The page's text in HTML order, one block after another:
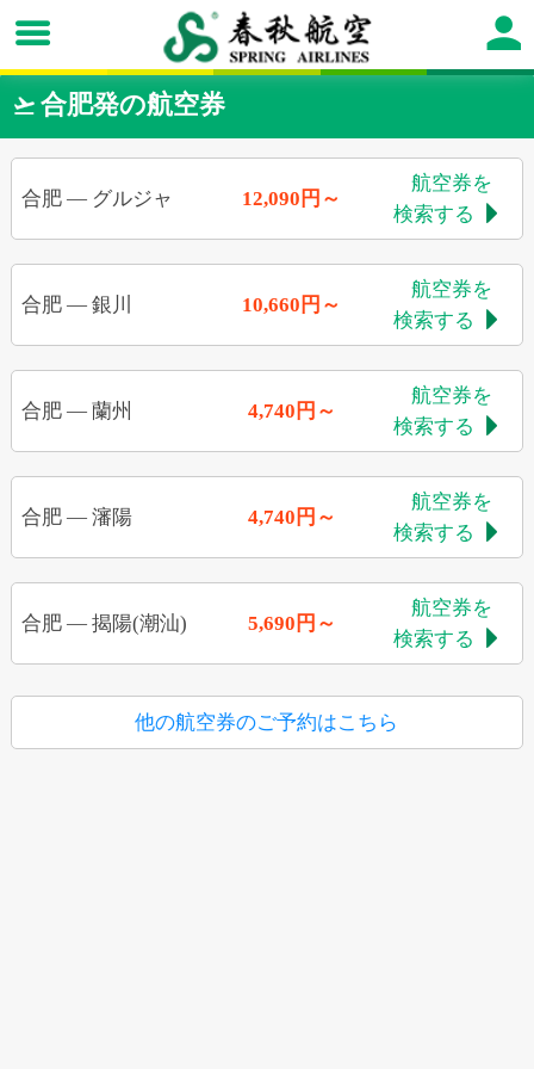
 合肥発の航空券
合肥— グルジャ 12,090円～
航空券を
検索する

合肥— 銀川 10,660円～
航空券を
検索する

合肥— 蘭州 4,740円～
航空券を
検索する

合肥— 瀋陽 4,740円～
航空券を
検索する

合肥— 揭陽(潮汕) 5,690円～
航空券を
検索する

他の航空券のご予約はこちら